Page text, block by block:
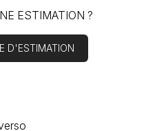
ESTIMATION ?
D'ESTIMATION